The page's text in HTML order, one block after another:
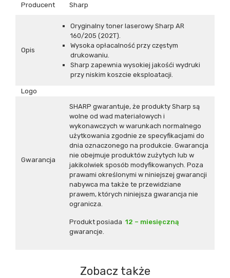
Producent Sharp
Opis
Oryginalny toner laserowy Sharp AR
160/205 (202T).
Wysoka opłacalność przy częstym
drukowaniu.
Sharp zapewnia wysokiej jakośći wydruki
przy niskim koszcie eksploatacji.
Logo
Gwarancja
SHARP gwarantuje, że produkty Sharp są
wolne od wad materiałowych i
wykonawczych w warunkach normalnego
użytkowania zgodnie ze specyfikacjami do
dnia oznaczonego na produkcie. Gwarancja
nie obejmuje produktów zużytych lub w
jakikolwiek sposób modyfikowanych. Poza
prawami określonymi w niniejszej gwarancji
nabywca ma także te przewidziane
prawem, których niniejsza gwarancja nie
ogranicza.
Produkt posiada 12 – miesięczną
gwarancje.
Zobacz także